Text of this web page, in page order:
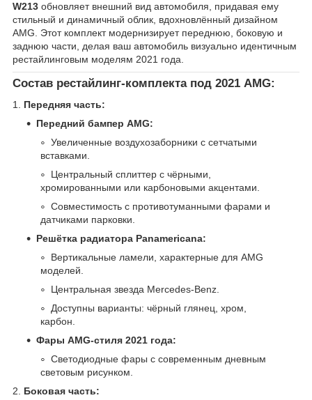
W213 обновляет внешний вид автомобиля, придавая ему
стильный и динамичный облик, вдохновлённый дизайном
AMG. Этот комплект модернизирует переднюю, боковую и
заднюю части, делая ваш автомобиль визуально идентичным
рестайлинговым моделям 2021 года.
Состав рестайлинг-комплекта под 2021 AMG:
1. Передняя часть:
Передний бампер AMG:
Увеличенные воздухозаборники с сетчатыми
вставками.
Центральный сплиттер с чёрными,
хромированными или карбоновыми акцентами.
Совместимость с противотуманными фарами и
датчиками парковки.
Решётка радиатора Panamericana:
Вертикальные ламели, характерные для AMG
моделей.
Центральная звезда Mercedes-Benz.
Доступны варианты: чёрный глянец, хром,
карбон.
Фары AMG-стиля 2021 года:
Светодиодные фары с современным дневным
световым рисунком.
2. Боковая часть: